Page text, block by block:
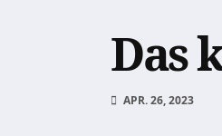
Das
APR. 26, 2023